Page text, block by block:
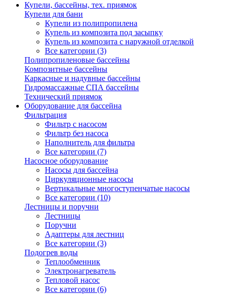
Купели, бассейны, тех. приямок
Купели для бани
Купели из полипропилена
Купель из композита под засыпку
Купель из композита с наружной отделкой
Все категории (3)
Полипропиленовые бассейны
Композитные бассейны
Каркасные и надувные бассейны
Гидромассажные СПА бассейны
Технический приямок
Оборудование для бассейна
Фильтрация
Фильтр с насосом
Фильтр без насоса
Наполнитель для фильтра
Все категории (7)
Насосное оборудование
Насосы для бассейна
Циркуляционные насосы
Вертикальные многоступенчатые насосы
Все категории (10)
Лестницы и поручни
Лестницы
Поручни
Адаптеры для лестниц
Все категории (3)
Подогрев воды
Теплообменник
Электронагреватель
Тепловой насос
Все категории (6)